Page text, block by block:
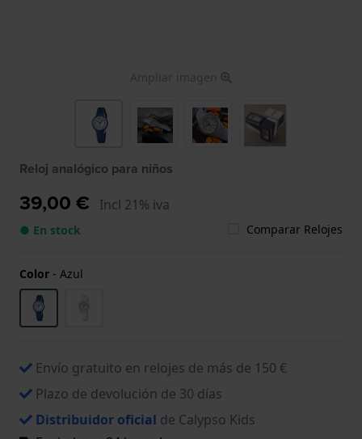
Ampliar imagen
Reloj analógico para niños
39,00 € Incl 21% iva
● En stock Comparar Relojes
Color - Azul
Envío gratuito en relojes de más de 150 €
Plazo de devolución de 30 días
Distribuidor oficial de Calypso Kids